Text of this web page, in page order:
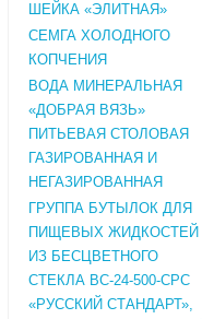
ШЕЙКА «ЭЛИТНАЯ»
СЕМГА ХОЛОДНОГО
КОПЧЕНИЯ
ВОДА МИНЕРАЛЬНАЯ
«ДОБРАЯ ВЯЗЬ»
ПИТЬЕВАЯ СТОЛОВАЯ
ГАЗИРОВАННАЯ И
НЕГАЗИРОВАННАЯ
ГРУППА БУТЫЛОК ДЛЯ
ПИЩЕВЫХ ЖИДКОСТЕЙ
ИЗ БЕСЦВЕТНОГО
СТЕКЛА ВС-24-500-СРС
«РУССКИЙ СТАНДАРТ»,